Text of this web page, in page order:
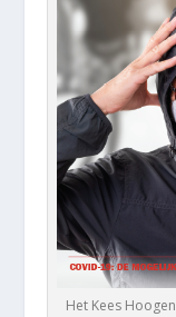
Het Kees